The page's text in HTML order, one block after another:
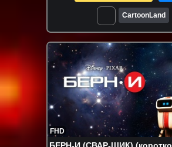
CartoonLand
FHD
БЕРН-И (СВАР-ЩИК)